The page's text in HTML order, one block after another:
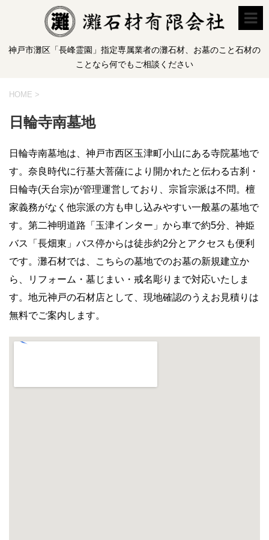
神戸市灘区「長峰霊園」指定専属業者の灘石材、お墓のこと石材の
ことなら何でもご相談ください
HOME >
日輪寺南墓地
日輪寺南墓地は、神戸市西区玉津町小山にある寺院墓地で
す。奈良時代に行基大菩薩により開かれたと伝わる古刹・
日輪寺(天台宗)が管理運営しており、宗旨宗派は不問。檀
家義務がなく他宗派の方も申し込みやすい一般墓の墓地で
す。第二神明道路「玉津インター」から車で約5分、神姫
バス「長畑東」バス停からは徒歩約2分とアクセスも便利
です。灘石材では、こちらの墓地でのお墓の新規建立か
ら、リフォーム・墓じまい・戒名彫りまで対応いたしま
す。地元神戸の石材店として、現地確認のうえお見積りは
無料でご案内します。